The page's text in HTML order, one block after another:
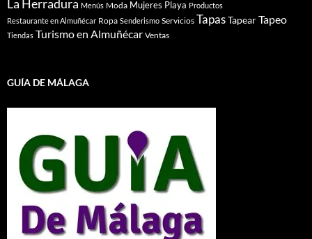
La Herradura Menús Moda Mujeres Playa Productos
Restaurante en Almuñécar Ropa Senderismo Servicios TapasTapearTapeo
Tiendas Turismo en Almuñécar Ventas
GUÍA DE MÁLAGA